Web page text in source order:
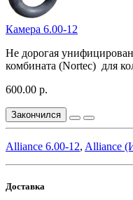
Камера 6.00-12
Не дорогая
комбината (Nortec) для
600.00 р.
Закончился
Аlliance 6.00-12, Alliance
Доставка